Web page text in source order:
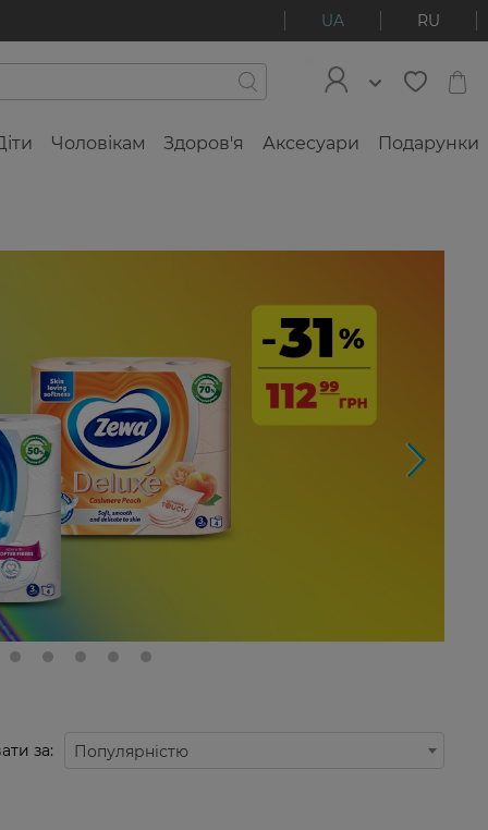
UA RU
Чоловікам Здоров'я Аксесуари Подарунки
за: Популярністю